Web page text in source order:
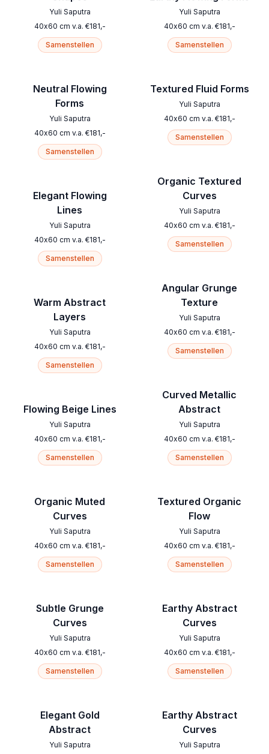
Yuli Saputra
40x60 cm v.a. €181,-
Samenstellen
Neutral Flowing
Forms
Yuli Saputra
40x60 cm v.a. €181,-
Samenstellen
Elegant Flowing
Lines
Yuli Saputra
40x60 cm v.a. €181,-
Samenstellen
Warm Abstract
Layers
Yuli Saputra
40x60 cm v.a. €181,-
Samenstellen
Flowing Beige Lines
Yuli Saputra
40x60 cm v.a. €181,-
Samenstellen
Organic Muted
Curves
Yuli Saputra
40x60 cm v.a. €181,-
Samenstellen
Subtle Grunge
Curves
Yuli Saputra
40x60 cm v.a. €181,-
Samenstellen
Elegant Gold
Abstract
Yuli Saputra
Yuli Saputra
40x60 cm v.a. €181,-
Samenstellen
Textured Fluid Forms
Yuli Saputra
40x60 cm v.a. €181,-
Samenstellen
Organic Textured
Curves
Yuli Saputra
40x60 cm v.a. €181,-
Samenstellen
Angular Grunge
Texture
Yuli Saputra
40x60 cm v.a. €181,-
Samenstellen
Curved Metallic
Abstract
Yuli Saputra
40x60 cm v.a. €181,-
Samenstellen
Textured Organic
Flow
Yuli Saputra
40x60 cm v.a. €181,-
Samenstellen
Earthy Abstract
Curves
Yuli Saputra
40x60 cm v.a. €181,-
Samenstellen
Earthy Abstract
Curves
Yuli Saputra